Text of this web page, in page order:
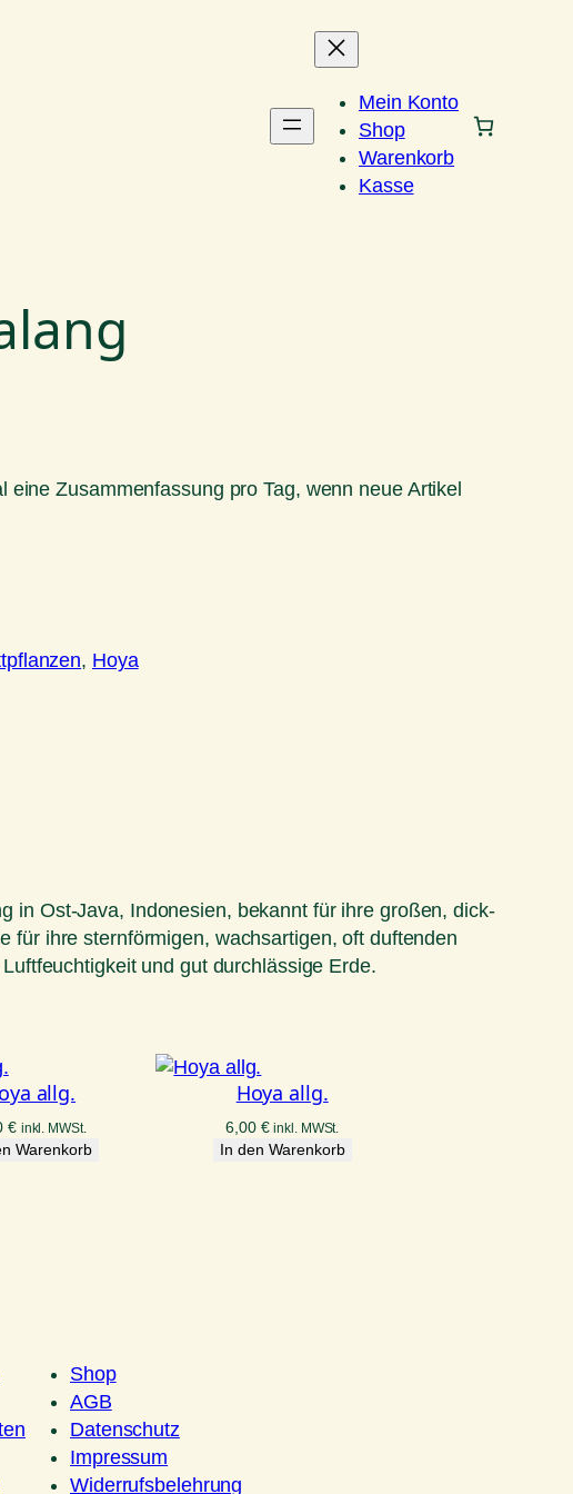
Mein Konto
Shop
Warenkorb
Kasse
Zusammenfassung pro Tag, wenn neue Artikel
, Hoya
in Ost-Java, Indonesien, bekannt für ihre großen, dick-
für ihre sternförmigen, wachsartigen, oft duftenden
und gut durchlässige Erde.
allg.
€ inkl. MWSt.
Warenkorb
Hoya allg.
6,00 € inkl. MWSt.
In den Warenkorb
Shop
AGB
Datenschutz
Impressum
Widerrufsbelehrung